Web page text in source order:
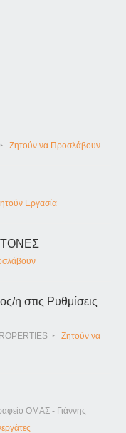
Ζητούν να Προσλάβουν
Εργασία
η στις Ρυθμίσεις
Ζητούν να
ΟΜΑΣ - Γιάννης